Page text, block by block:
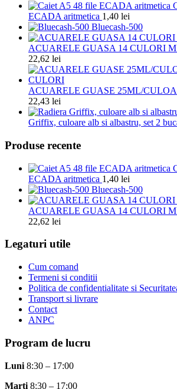
ECADA aritmetica 1,40 lei
Bluecash-500
ACUARELE GUASA 14 CULORI
22,62 lei
ACUARELE GUASE 25ML/
22,43 lei
Griffix, culoare alb si albastru, set 2
Produse recente
ECADA aritmetica 1,40 lei
Bluecash-500
ACUARELE GUASA 14 CULORI
22,62 lei
Legaturi utile
Cum comand
Termeni si conditii
Politica de confidentialitate si
Transport si livrare
Contact
ANPC
Program de lucru
Luni 8:30 – 17:00
Marti 8:30 – 17:00